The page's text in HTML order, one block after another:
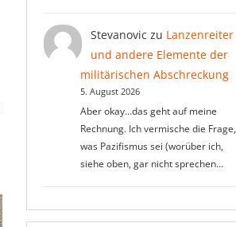
Stevanovic zu Lanzenreiter
und andere Elemente der
militärischen Abschreckung
5. August 2026
Aber okay...das geht auf meine
Rechnung. Ich vermische die Frage,
was Pazifismus sei (worüber ich,
siehe oben, gar nicht sprechen…